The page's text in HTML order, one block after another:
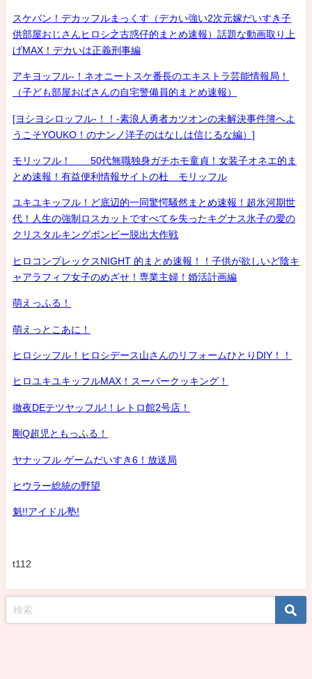
スケバン！デカッフルまっくす（デカい強い2次元嫁だいすき子
供部屋おじさんヒロシ之古惑仔的まとめ速報）話題な動画取り上
げMAX！デカいは正義刑事編
アキヨッフル-！ネオニートスケ番長のエキストラ芸能情報局！
（子ども部屋おばさんの自宅警備員的まとめ速報）
[ヨシヨシロッフル-！！-素浪人勇者カツオンの未解決事件簿へよ
うこそYOUKO！のナンノ洋子のはなしは信じるな編）]
モリッフル！ 50代無職独身ガチホモ童貞！女装子オネエ的ま
とめ速報！有益便利情報サイトの杜 モリッフル
ユキユキッフル！ど底辺的一同驚愕騒然まとめ速報！超氷河期世
代！人生の強制ロスカットですべてを失ったキグナス氷子の愛の
クリスタルキングボンビー脱出大作戦
ヒロコンプレックスNIGHT 的まとめ速報！！子供が欲しいど陰キ
ャアラフィフ女子のめざせ！専業主婦！婚活計画編
萌えっふる！
萌えっとこあに！
ヒロシッフル！ヒロシデース山さんのリフォームひとりDIY！！
ヒロユキユキッフルMAX！スーパークッキング！
徹夜DEテツヤッフル!！レトロ館2号店！
剛Q超児ともっふる！
ヤナッフル ゲームだいすき6！放送局
ヒウラー総統の野望
魁!!アイドル塾!
t112